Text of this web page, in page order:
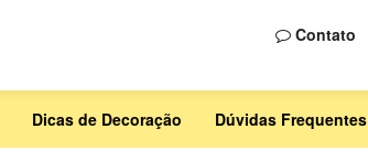
Contato
Dicas de Decoração Dúvidas Frequentes